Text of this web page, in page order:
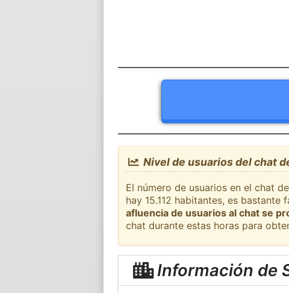
Nivel de usuarios del chat
El número de usuarios en el chat
hay 15.112 habitantes, es
afluencia de usuarios al chat se
chat durante estas horas para
Información de